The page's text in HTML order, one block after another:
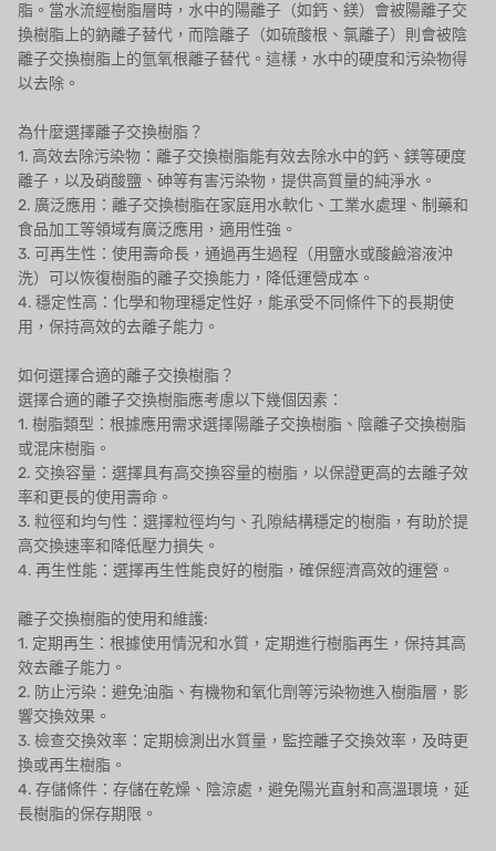
HONEYWELL
AZBIL (YAMATAKE)
OLTREMARE
NIPCON
TROCHOID
國產
EGO
KATO
LECIP
ATS
JACOBI
ETATRON
WAVE CYBER
BOSCHINI
NIPPON
WL
CASH ACME
脂。當水流經樹脂層時，水中的陽離子（如鈣、鎂）會被陽離子交
換樹脂上的鈉離子替代，而陰離子（如硫酸根、氯離子）則會被陰
離子交換樹脂上的氫氧根離子替代。這樣，水中的硬度和污染物得
以去除。
為什麼選擇離子交換樹脂？
1. 高效去除污染物：離子交換樹脂能有效去除水中的鈣、鎂等硬度
離子，以及硝酸鹽、砷等有害污染物，提供高質量的純淨水。
2. 廣泛應用：離子交換樹脂在家庭用水軟化、工業水處理、制藥和
食品加工等領域有廣泛應用，適用性強。
3. 可再生性：使用壽命長，通過再生過程（用鹽水或酸鹼溶液沖
洗）可以恢復樹脂的離子交換能力，降低運營成本。
4. 穩定性高：化學和物理穩定性好，能承受不同條件下的長期使
用，保持高效的去離子能力。
如何選擇合適的離子交換樹脂？
選擇合適的離子交換樹脂應考慮以下幾個因素：
1. 樹脂類型：根據應用需求選擇陽離子交換樹脂、陰離子交換樹脂
或混床樹脂。
2. 交換容量：選擇具有高交換容量的樹脂，以保證更高的去離子效
率和更長的使用壽命。
3. 粒徑和均勻性：選擇粒徑均勻、孔隙結構穩定的樹脂，有助於提
高交換速率和降低壓力損失。
4. 再生性能：選擇再生性能良好的樹脂，確保經濟高效的運營。
離子交換樹脂的使用和維護:
1. 定期再生：根據使用情況和水質，定期進行樹脂再生，保持其高
效去離子能力。
2. 防止污染：避免油脂、有機物和氧化劑等污染物進入樹脂層，影
響交換效果。
3. 檢查交換效率：定期檢測出水質量，監控離子交換效率，及時更
換或再生樹脂。
4. 存儲條件：存儲在乾燥、陰涼處，避免陽光直射和高溫環境，延
長樹脂的保存期限。